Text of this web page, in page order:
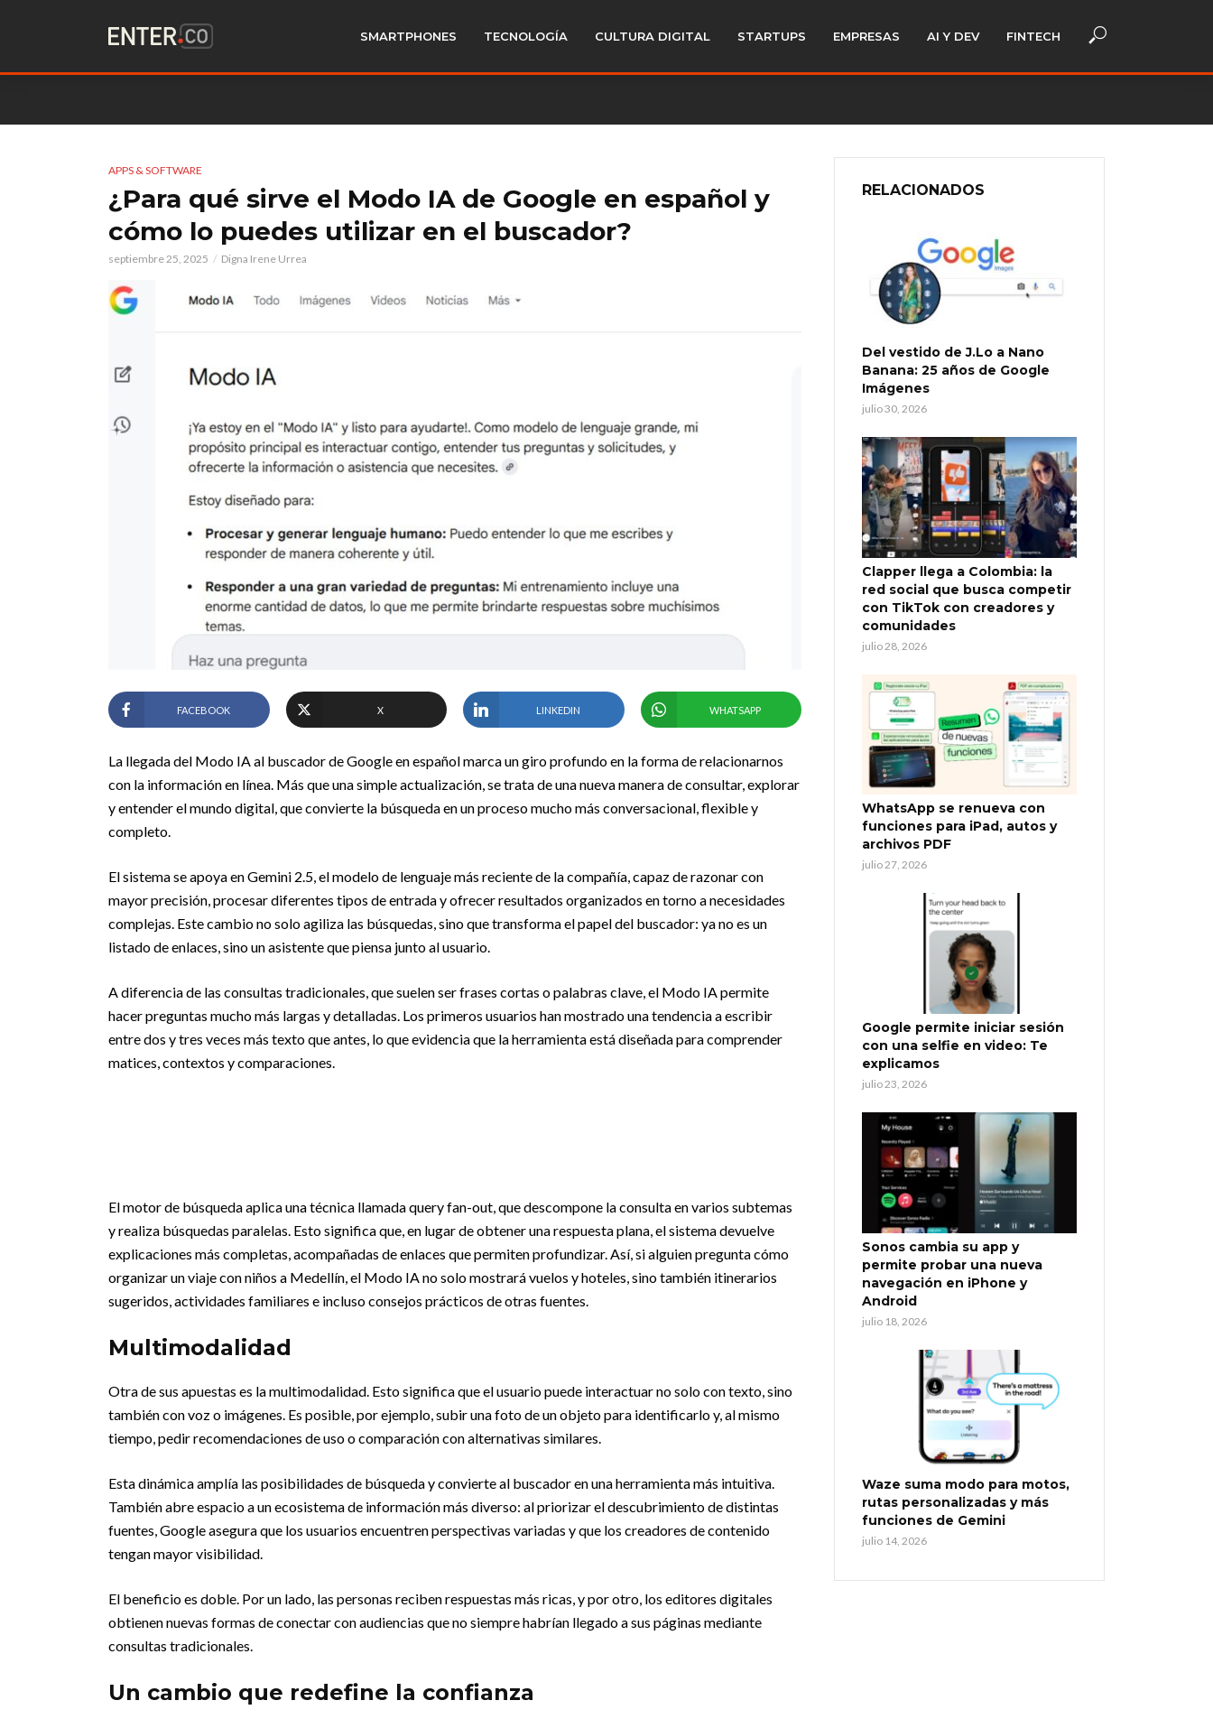
SMARTPHONES TECNOLOGÍA CULTURA DIGITAL STARTUPS EMPRESAS AI Y DEV FINTECH
APPS & SOFTWARE
¿Para qué sirve el Modo IA de Google en español y
cómo lo puedes utilizar en el buscador?
septiembre 25, 2025 Digna Irene Urrea
FACEBOOK X LINKEDIN WHATSAPP
La llegada del Modo IA al buscador de Google en español marca un giro profundo en la forma de relacionarnos
con la información en línea. Más que una simple actualización, se trata de una nueva manera de consultar, explorar
y entender el mundo digital, que convierte la búsqueda en un proceso mucho más conversacional, flexible y
completo.
El sistema se apoya en Gemini 2.5, el modelo de lenguaje más reciente de la compañía, capaz de razonar con
mayor precisión, procesar diferentes tipos de entrada y ofrecer resultados organizados en torno a necesidades
complejas. Este cambio no solo agiliza las búsquedas, sino que transforma el papel del buscador: ya no es un
listado de enlaces, sino un asistente que piensa junto al usuario.
A diferencia de las consultas tradicionales, que suelen ser frases cortas o palabras clave, el Modo IA permite
hacer preguntas mucho más largas y detalladas. Los primeros usuarios han mostrado una tendencia a escribir
entre dos y tres veces más texto que antes, lo que evidencia que la herramienta está diseñada para comprender
matices, contextos y comparaciones.
El motor de búsqueda aplica una técnica llamada query fan-out, que descompone la consulta en varios subtemas
y realiza búsquedas paralelas. Esto significa que, en lugar de obtener una respuesta plana, el sistema devuelve
explicaciones más completas, acompañadas de enlaces que permiten profundizar. Así, si alguien pregunta cómo
organizar un viaje con niños a Medellín, el Modo IA no solo mostrará vuelos y hoteles, sino también itinerarios
sugeridos, actividades familiares e incluso consejos prácticos de otras fuentes.
Multimodalidad
Otra de sus apuestas es la multimodalidad. Esto significa que el usuario puede interactuar no solo con texto, sino
también con voz o imágenes. Es posible, por ejemplo, subir una foto de un objeto para identificarlo y, al mismo
tiempo, pedir recomendaciones de uso o comparación con alternativas similares.
Esta dinámica amplía las posibilidades de búsqueda y convierte al buscador en una herramienta más intuitiva.
También abre espacio a un ecosistema de información más diverso: al priorizar el descubrimiento de distintas
fuentes, Google asegura que los usuarios encuentren perspectivas variadas y que los creadores de contenido
tengan mayor visibilidad.
El beneficio es doble. Por un lado, las personas reciben respuestas más ricas, y por otro, los editores digitales
obtienen nuevas formas de conectar con audiencias que no siempre habrían llegado a sus páginas mediante
consultas tradicionales.
Un cambio que redefine la confianza
RELACIONADOS
Del vestido de J.Lo a Nano
Banana: 25 años de Google
Imágenes
julio 30, 2026
Clapper llega a Colombia: la
red social que busca competir
con TikTok con creadores y
comunidades
julio 28, 2026
WhatsApp se renueva con
funciones para iPad, autos y
archivos PDF
julio 27, 2026
Google permite iniciar sesión
con una selfie en video: Te
explicamos
julio 23, 2026
Sonos cambia su app y
permite probar una nueva
navegación en iPhone y
Android
julio 18, 2026
Waze suma modo para motos,
rutas personalizadas y más
funciones de Gemini
julio 14, 2026